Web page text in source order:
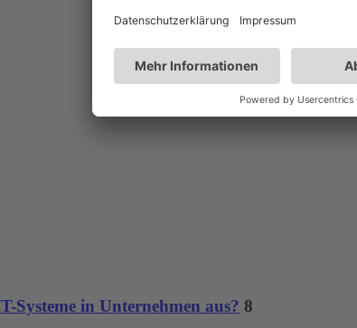
Systeme in Unternehmen aus? 8